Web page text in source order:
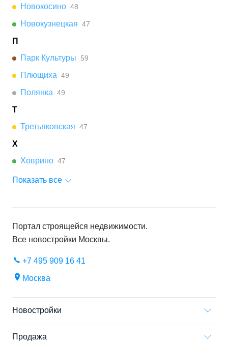
Новокосино 48
Новокузнецкая 47
П
Парк Культуры
59
Плющиха 49
Полянка 49
Т
Третьяковская 47
Х
Ховрино 47
Показать все
Портал строящейся недвижимости.
Все новостройки Москвы.
+7 495 909 16 41
Москва
Новостройки
Продажа